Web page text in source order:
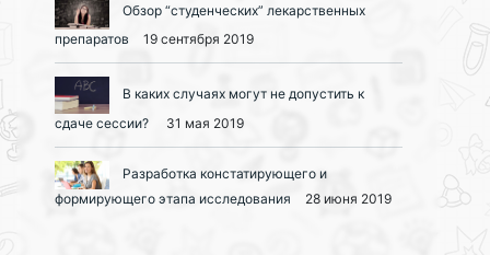
Обзор “студенческих” лекарственных
препаратов
19 сентября 2019
В каких случаях могут не допустить к
сдаче сессии?
31 мая 2019
Разработка констатирующего и
формирующего этапа исследования
28 июня 2019